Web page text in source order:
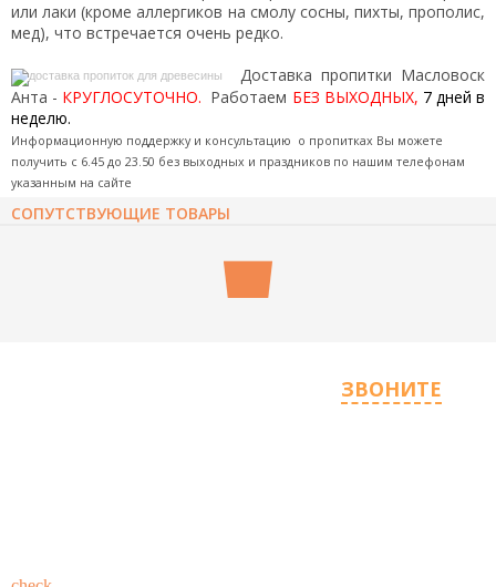
или лаки (кроме аллергиков на смолу сосны, пихты, прополис,
мед), что встречается очень редко.
Доставка пропитки Масловоск
Анта - КРУГЛОСУТОЧНО. Работаем БЕЗ ВЫХОДНЫХ, 7 дней в
неделю.
Информационную поддержку и консультацию о пропитках Вы можете
получить с 6.45 до 23.50 без выходных и праздников по нашим телефонам
указанным на сайте
СОПУТСТВУЮЩИЕ ТОВАРЫ
ЗВОНИТЕ